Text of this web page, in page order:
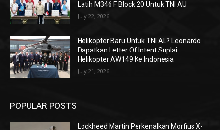
Latih M346 F Block 20 Untuk TNI AU
July 22, 2026
Helikopter Baru Untuk TNI AL? Leonardo
Dapatkan Letter Of Intent Suplai
Helikopter AW149 Ke Indonesia
July 21, 2026
POPULAR POSTS
Lockheed Martin Perkenalkan Morfius X-